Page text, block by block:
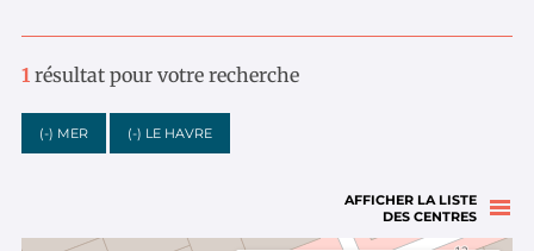
1résultat pour votre recherche
(-) MER (-) LE HAVRE
AFFICHER LA LISTE
DES CENTRES